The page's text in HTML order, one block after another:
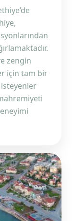
zengin
için tam bir